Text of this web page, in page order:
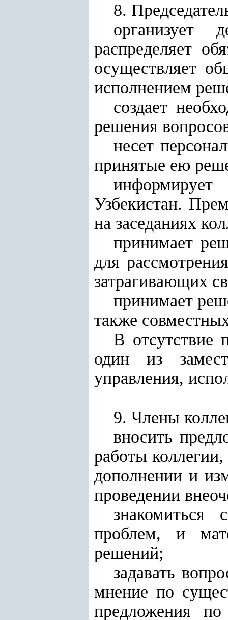
8.
организует
распределяет
осуществляет
исполнением
создает
решения
несет
принятые ею
Узбекистан.
на заседаниях
принимает
для
затрагивающих
принимает
также
В отсутствие
один из
управления,
9. Члены
вносить
работы
дополнении и
проведении
знакомиться
проблем, и
решений;
задавать
мнение по
предложения